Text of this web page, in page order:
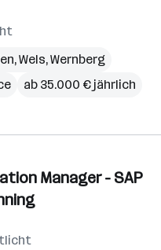
,Wels,Wernberg
ab 35.000 € jährlich
Manager - SAP